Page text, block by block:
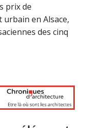
prix de
en Alsace,
des cinq